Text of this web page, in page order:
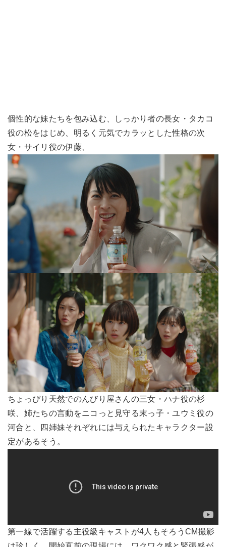
個性的な妹たちを包み込む、しっかり者の長女・タカコ
役の松をはじめ、明るく元気でカラッとした性格の次
女・サイリ役の伊藤、
ちょっぴり天然でのんびり屋さんの三女・ハナ役の杉
咲、姉たちの言動をニコっと見守る末っ子・ユウミ役の
河合と、四姉妹それぞれには与えられたキャラクター設
定があるそう。
第一線で活躍する主役級キャストが4人もそろうCM撮影